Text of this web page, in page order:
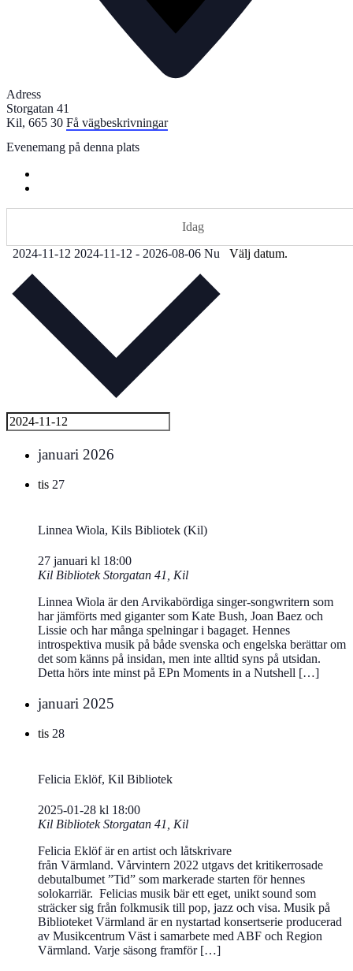
Adress
Storgatan 41
Kil, 665 30 Få vägbeskrivningar
Evenemang på denna plats
Idag
2024-11-12 2024-11-12 - 2026-08-06 Nu Välj datum.
januari 2026
tis 27
Linnea Wiola, Kils Bibliotek (Kil)
27 januari kl 18:00
Kil BibliotekStorgatan 41, Kil
Linnea Wiola är den Arvikabördiga singer-songwritern som
har jämförts med giganter som Kate Bush, Joan Baez och
Lissie och har många spelningar i bagaget. Hennes
introspektiva musik på både svenska och engelska berättar om
det som känns på insidan, men inte alltid syns på utsidan.
Detta hörs inte minst på EPn Moments in a Nutshell […]
januari 2025
tis 28
Felicia Eklöf, Kil Bibliotek
2025-01-28 kl 18:00
Kil BibliotekStorgatan 41, Kil
Felicia Eklöf är en artist och låtskrivare
från Värmland. Vårvintern 2022 utgavs det kritikerrosade
debutalbumet ”Tid” som markerade starten för hennes
solokarriär. Felicias musik bär ett eget, unikt sound som
sträcker sig från folkmusik till pop, jazz och visa. Musik på
Biblioteket Värmland är en nystartad konsertserie producerad
av Musikcentrum Väst i samarbete med ABF och Region
Värmland. Varje säsong framför […]